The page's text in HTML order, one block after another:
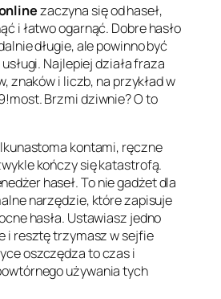
zaczyna się od haseł,
i łatwo ogarnąć. Dobre hasło
długie, ale powinno być
Najlepiej działa fraza
znaków i liczb, na przykład w
. Brzmi dziwnie? O to
kontami, ręczne
kończy się katastrofą.
haseł. To nie gadżet dla
narzędzie, które zapisuje
hasła. Ustawiasz jedno
i resztę trzymasz w sejfie
oszczędza to czas i
używania tych